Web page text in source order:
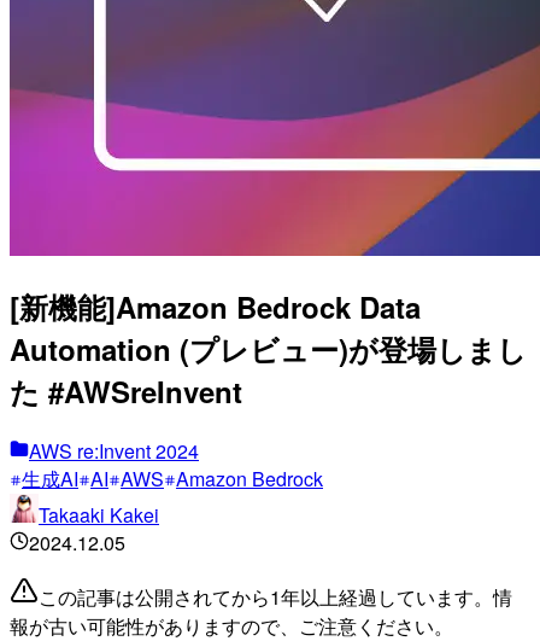
[新機能]Amazon Bedrock Data
Automation (プレビュー)が登場しまし
た #AWSreInvent
AWS re:Invent 2024
生成AI AI AWS Amazon Bedrock
Takaaki Kakei
2024.12.05
この記事は公開されてから1年以上経過しています。情
報が古い可能性がありますので、ご注意ください。